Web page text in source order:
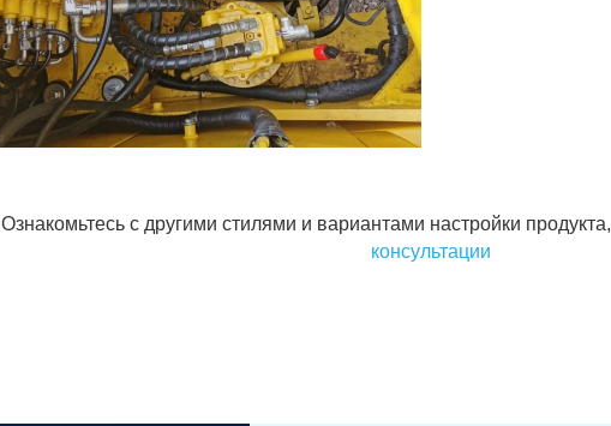
Ознакомьтесь с другими стилями и вариантами настройки продукта,
консультации